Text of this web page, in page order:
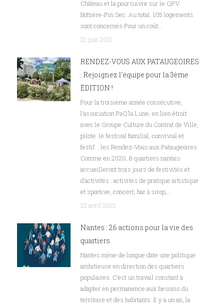
Château et la poursuivre sur le QPV
Bottière-Pin Sec. Au total, 105 logements
sont concernés Pour un coût…
21 juin 2021
RENDEZ-VOUS AUX PATAUGEOIRES
: Rejoignez l’équipe pour la 3ème
ÉDITION !
Pour la troisième année consécutive,
l’association PaQ’la Lune, en lien étroit
avec le Groupe Culture du Contrat de Ville,
pilote le festival familial, convivial et
festif : les Rendez-Vous aux Pataugeoires.
Comme en 2020, 8 quartiers nantais
accueilleront trois jours de festivités et
d’activités : activités de pratique artistique
et sportive, concert, bar à sirop,…
22 avril 2021
Nantes : 26 actions pour la vie des
quartiers.
Nantes mène de longue date une politique
ambitieuse en direction des quartiers
populaires. C’est un travail constant à
adapter en permanence aux besoins du
territoire et des habitants. Il y a un an, la